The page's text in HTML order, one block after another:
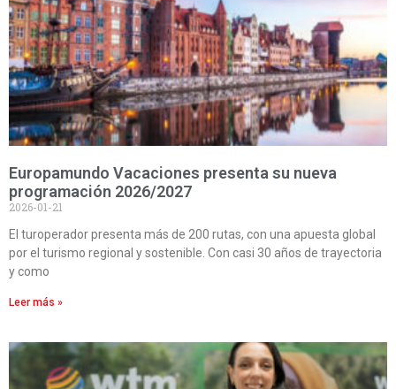
Europamundo Vacaciones presenta su nueva
programación 2026/2027
2026-01-21
El turoperador presenta más de 200 rutas, con una apuesta global
por el turismo regional y sostenible. Con casi 30 años de trayectoria
y como
Leer más »